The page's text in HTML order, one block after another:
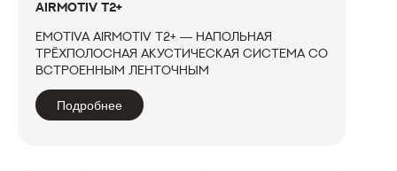
AIRMOTIV T2+
Emotiva Airmotiv T2+ — напольная
трёхполосная акустическая система со
встроенным ленточным
высокочастотным твитером Airmotiv,
среднечастотным динамиком на
основе синтетического волокна и
Подробнее